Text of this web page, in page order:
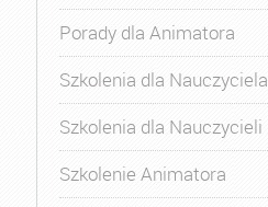
Porady dla Animatora
Szkolenia dla Nauczyciela
Szkolenia dla Nauczycieli
Szkolenie Animatora